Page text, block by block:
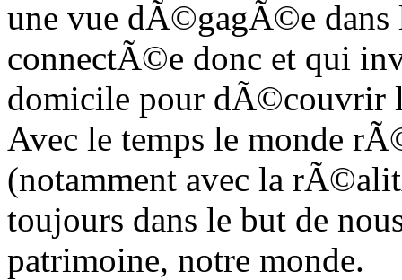
une vue dÃ©gagÃ©e dans
connectÃ©e donc et qui
domicile pour dÃ©couvrir
Avec le temps le monde
(notamment avec la
toujours dans le but de
patrimoine, notre monde.